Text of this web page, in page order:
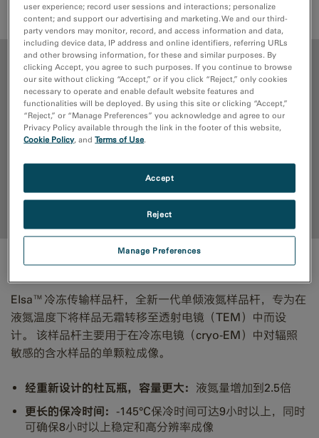
请求报价 售后服务
优点
媒体库
出版物
优点
Elsa™冷冻传输样品杆，全新一代单倾液氮样品杆，专为在
液氮温度下将样品无霜转移至透射电镜（TEM）中而设
计。 该样品杆主要用于在冷冻电镜（cryo-EM）中对辐照
敏感的含水样品的单颗粒成像。
经重新设计的杜瓦瓶，容量更大： 液氮量增加到2.5倍
更长的保冷时间： -145°C保冷时间可达9小时以上，同时
可确保8小时以上稳定和高分辨率成像
user experience; record user sessions and interactions; personalize
content; and support our advertising and marketing. We and our third-
party vendors may monitor, record, and access information and data,
including device data, IP address and online identifiers, referring URLs
and other browsing information, for these and similar purposes. By
clicking Accept, you agree to such purposes. If you continue to browse
our site without clicking “Accept,” or if you click “Reject,” only cookies
necessary to operate and enable default website features and
functionalities will be deployed. By using this site or clicking “Accept,”
“Reject,” or “Manage Preferences” you acknowledge and agree to our
Privacy Policy available through the link in the footer of this website,
Cookie Policy, andTerms of Use.
Manage Preferences
Reject
Accept